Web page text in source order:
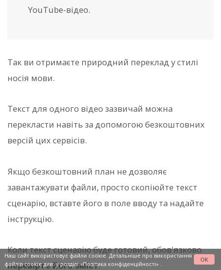
YouTube-відео.
Так ви отримаєте природний переклад у стилі
носія мови.
Текст для одного відео зазвичай можна
перекласти навіть за допомогою безкоштовних
версій цих сервісів.
Якщо безкоштовний план не дозволяє
завантажувати файли, просто скопіюйте текст
сценарію, вставте його в поле вводу та надайте
інструкцію.
Коли текст сценарію буде готовий, обов'язково
перевірте його зміст.
Наш сайт використовує файли cookie. Детальніше про використання
файлів cookie див. у розділі«Політика конфіденційності»
OK